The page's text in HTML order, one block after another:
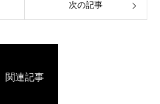
次の記事
関連記事